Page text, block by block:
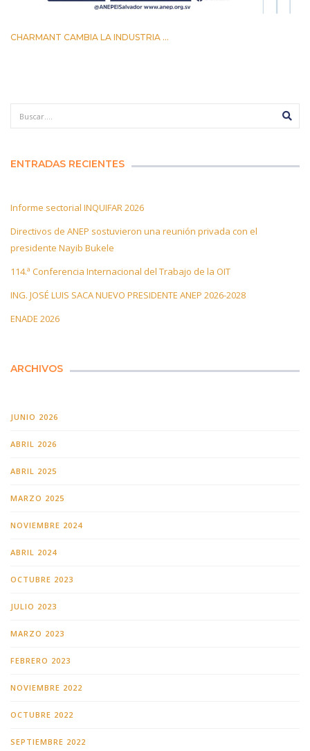
CHARMANT CAMBIA LA INDUSTRIA ...
ENTRADAS RECIENTES
Informe sectorial INQUIFAR 2026
Directivos de ANEP sostuvieron una reunión privada con el
presidente Nayib Bukele
114.ª Conferencia Internacional del Trabajo de la OIT
ING. JOSÉ LUIS SACA NUEVO PRESIDENTE ANEP 2026-2028
ENADE 2026
ARCHIVOS
JUNIO 2026
ABRIL 2026
ABRIL 2025
MARZO 2025
NOVIEMBRE 2024
ABRIL 2024
OCTUBRE 2023
JULIO 2023
MARZO 2023
FEBRERO 2023
NOVIEMBRE 2022
OCTUBRE 2022
SEPTIEMBRE 2022